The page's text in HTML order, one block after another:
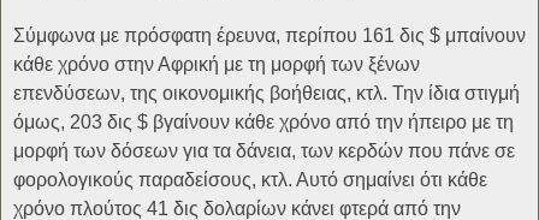
Σύμφωνα με πρόσφατη έρευνα, περίπου 161 δις $ μπαίνουν
κάθε χρόνο στην Αφρική με τη μορφή των ξένων
επενδύσεων, της οικονομικής βοήθειας, κτλ. Την ίδια στιγμή
όμως, 203 δις $ βγαίνουν κάθε χρόνο από την ήπειρο με τη
μορφή των δόσεων για τα δάνεια, των κερδών που πάνε σε
φορολογικούς παραδείσους, κτλ. Αυτό σημαίνει ότι κάθε
χρόνο πλούτος 41 δις δολαρίων κάνει φτερά από την